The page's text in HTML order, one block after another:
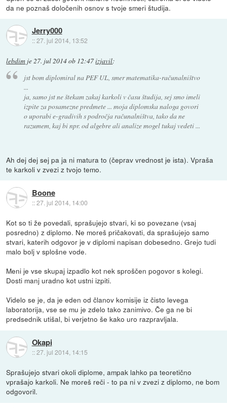
da ne poznaš določenih osnov s tvoje smeri študija.
Jerry000
::27. jul 2014, 13:52
lebdim je27. jul 2014 ob 12:47izjavil:
jst bom diplomiral na PEF UL, smer matematika-računalništvo
...
ja, samo jst ne štekam zakaj karkoli v času študija, sej smo imeli
izpite za posamezne predmete ... moja diplomska naloga govori
o uporabi e-gradivih s področja računalništva, tako da ne
razumem, kaj bi npr. od algebre ali analize mogel tukaj vedeti ...
Ah dej dej sej pa ja ni matura to (čeprav vrednost je ista). Vpraša
te karkoli v zvezi z tvojo temo.
Boone
::27. jul 2014, 14:00
Kot so ti že povedali, sprašujejo stvari, ki so povezane (vsaj
posredno) z diplomo. Ne moreš pričakovati, da sprašujejo samo
stvari, katerih odgovor je v diplomi napisan dobesedno. Grejo tudi
malo bolj v splošne vode.
Meni je vse skupaj izpadlo kot nek sproščen pogovor s kolegi.
Dosti manj uradno kot ustni izpiti.
Videlo se je, da je eden od članov komisije iz čisto levega
laboratorija, vse se mu je zdelo tako zanimivo. Če ga ne bi
predsednik utišal, bi verjetno še kako uro razpravljala.
Okapi
::27. jul 2014, 14:15
Sprašujejo stvari okoli diplome, ampak lahko pa teoretično
vprašajo karkoli. Ne moreš reči - to pa ni v zvezi z diplomo, ne bom
odgovoril.